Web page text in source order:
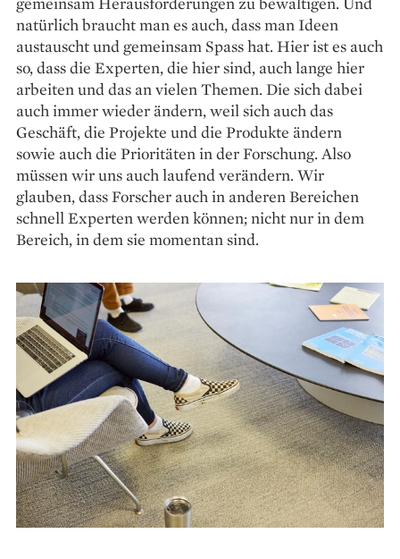
natürlich braucht man es auch, dass man Ideen
austauscht und gemeinsam Spass hat. Hier ist es auch
so, dass die Experten, die hier sind, auch lange hier
arbeiten und das an vielen Themen. Die sich dabei
auch immer wieder ändern, weil sich auch das
Geschäft, die Projekte und die Produkte ändern
sowie auch die Prioritäten in der Forschung. Also
müssen wir uns auch laufend verändern. Wir
glauben, dass Forscher auch in anderen Bereichen
schnell Experten werden können; nicht nur in dem
Bereich, in dem sie momentan sind.